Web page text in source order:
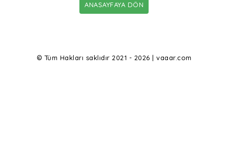
ANASAYFAYA DÖN
© Tüm Hakları saklıdır 2021 - 2026 | vaaar.com